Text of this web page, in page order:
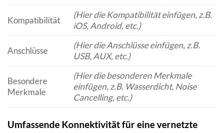
Kompatibilität
(Hier die Kompatibilität einfügen, z.B.
iOS, Android, etc.)
Anschlüsse
(Hier die Anschlüsse einfügen, z.B.
USB, AUX, etc.)
Besondere
Merkmale
(Hier die besonderen Merkmale
einfügen, z.B. Wasserdicht, Noise
Cancelling, etc.)
Umfassende Konnektivität für eine vernetzte